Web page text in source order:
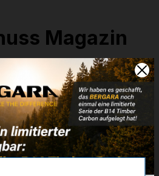
Magazin
Timber, Ridge,
Rem. Mag., .375 H&H